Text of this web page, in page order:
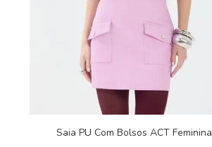
Saia PU Com Bolsos ACT Feminina